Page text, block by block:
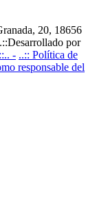
20, 18656
por
- ..:: Política de
responsable del